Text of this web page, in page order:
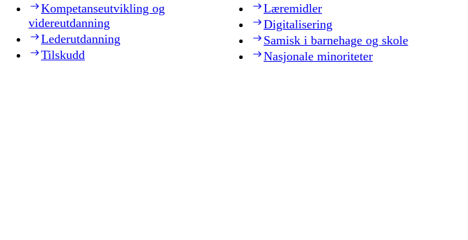
Kompetanseutvikling og
videreutdanning
Lederutdanning
Tilskudd
Læremidler
Digitalisering
Samisk i barnehage og skole
Nasjonale minoriteter